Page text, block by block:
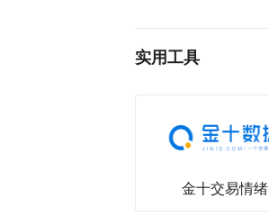
实用工具
金十交易情绪